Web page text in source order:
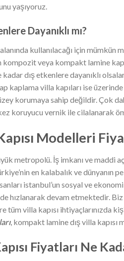
yaşıyoruz.
Dayanıklı mı?
kullanılacağı için
veya kompakt lamine
kadar dış etkenlere dayanıklı
kaplama villa kapıları ise
korumaya sahip değildir.
koruyucu vernik ile cilalanarak
Modelleri
metropolü. İş imkanı ve maddi
en kalabalık ve
istanbul’un sosyal ve
hızlanarak devam etmektedir.
tüm villa kapısı ihtiyaçlarınızda
, kompakt lamine dış villa
Fiyatları Ne